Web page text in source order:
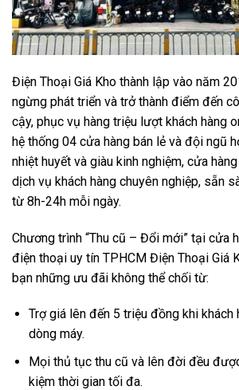
Điện Thoại Giá Kho thành lập vào năm
ngừng phát triển và trở thành điểm đến
cậy, phục vụ hàng triệu lượt khách hàng
hệ thống 04 cửa hàng bán lẻ và đội ngũ
nhiệt huyết và giàu kinh nghiệm, cửa
dịch vụ khách hàng chuyên nghiệp, sẵn
từ 8h-24h mỗi ngày.
Chương trình “Thu cũ – Đổi mới” tại cửa
điện thoại uy tín TPHCM Điện Thoại Giá
bạn những ưu đãi không thể chối từ:
Trợ giá lên đến 5 triệu đồng khi khách
dòng máy.
Mọi thủ tục thu cũ và lên đời đều
kiệm thời gian tối đa.